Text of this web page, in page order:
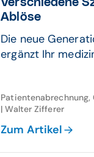
Verschie­dene
Ablöse
Die neue
ergänzt Ihr
Patientenabrechnung,
| Walter Zifferer
Zum Artikel